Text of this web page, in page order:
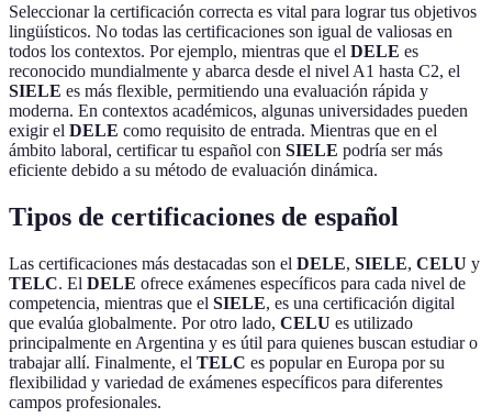
Seleccionar la certificación correcta es vital para lograr tus objetivos
lingüísticos. No todas las certificaciones son igual de valiosas en
todos los contextos. Por ejemplo, mientras que el DELE es
reconocido mundialmente y abarca desde el nivel A1 hasta C2, el
SIELE es más flexible, permitiendo una evaluación rápida y
moderna. En contextos académicos, algunas universidades pueden
exigir el DELE como requisito de entrada. Mientras que en el
ámbito laboral, certificar tu español con SIELE podría ser más
eficiente debido a su método de evaluación dinámica.
Tipos de certificaciones de español
Las certificaciones más destacadas son el DELE, SIELE, CELU y
TELC. El DELE ofrece exámenes específicos para cada nivel de
competencia, mientras que el SIELE, es una certificación digital
que evalúa globalmente. Por otro lado, CELU es utilizado
principalmente en Argentina y es útil para quienes buscan estudiar o
trabajar allí. Finalmente, el TELC es popular en Europa por su
flexibilidad y variedad de exámenes específicos para diferentes
campos profesionales.